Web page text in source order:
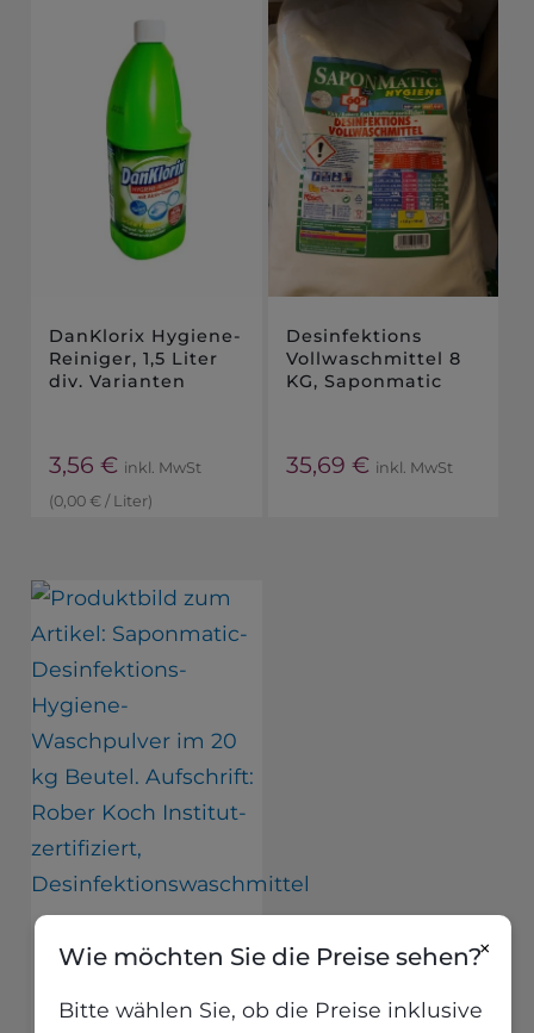
×
Wie möchten Sie die Preise sehen?
Bitte wählen Sie, ob die Preise inklusive
DanKlorix Hygiene-
Reiniger, 1,5 Liter
div. Varianten
3,56€ inkl. MwSt
(0,00 € / Liter)
Desinfektions
Vollwaschmittel 8
KG, Saponmatic
35,69 € inkl. MwSt
Desinfektions-
Hygiene
kg, Saponmatic